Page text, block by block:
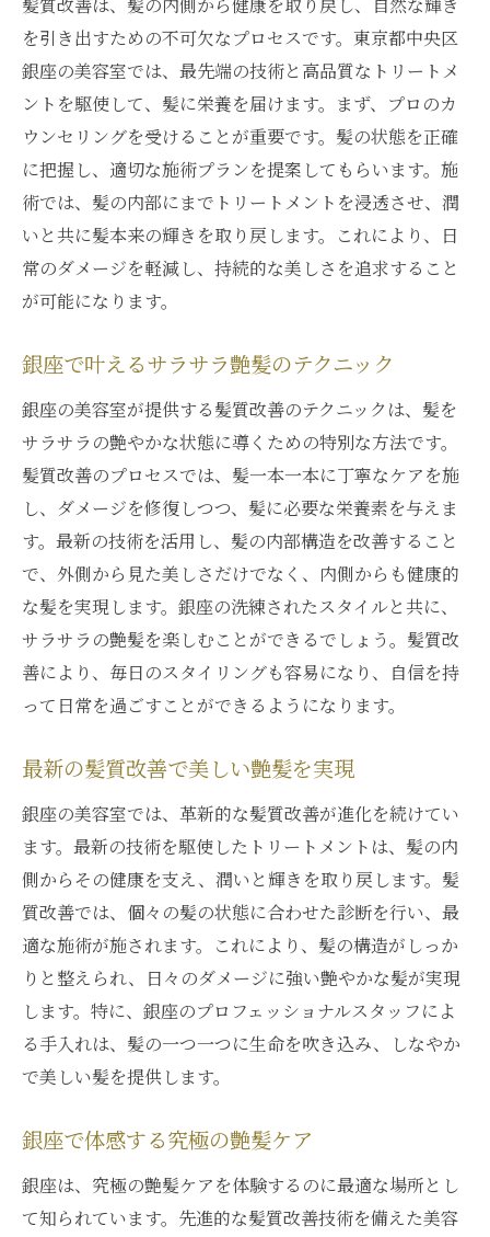
最新テクノロジーで実現する髪質改善
銀座の美容師が提案する髪質改善法
銀座で体験する究極の髪質改善プロセス
銀座の髪質改善プロセスの全貌
究極の髪質改善を目指すステップ
銀座での髪質改善体験を徹底分析
髪質改善プロセスで叶える健康美
銀座での髪質改善体験が変える日常
髪質改善で得られる内側からの美しさ
髪質改善で引き出す内面的な輝き
内側からの美を叶える髪質改善の力
銀座でのケアで得る内側からの美しさ
髪質改善がもたらす心身の変化
健康美を追求する髪質改善の効果
銀座の髪質改善で内面も美しく
銀座の美容サロンが提供する髪質改善体験とは
銀座のサロンでの髪質改善体験を紹介
サロンで受ける特別な髪質改善体験
髪質改善体験を提供する銀座の魅力
銀座のサロンで変わる髪質改善の印象
美容サロンで実感する髪質改善の技術
艶髪を手に入れるための銀座ならではのアプロ
ーチ
銀座でしかできない艶髪へのアプローチ
銀座の特化した髪質改善アプローチ
艶髪を叶えるための銀座の秘策
銀座での髪質改善が持つ魅力
髪質改善で銀座の艶髪を手に入れる
髪質改善で健康的な美しさを追求する理由
髪質改善で健康美を追求するメリット
を引き出すための不可欠なプロセスです。東京都中央区
銀座の美容室では、最先端の技術と高品質なトリートメ
ントを駆使して、髪に栄養を届けます。まず、プロのカ
ウンセリングを受けることが重要です。髪の状態を正確
に把握し、適切な施術プランを提案してもらいます。施
術では、髪の内部にまでトリートメントを浸透させ、潤
いと共に髪本来の輝きを取り戻します。これにより、日
常のダメージを軽減し、持続的な美しさを追求すること
が可能になります。
銀座で叶えるサラサラ艶髪のテクニック
銀座の美容室が提供する髪質改善のテクニックは、髪を
サラサラの艶やかな状態に導くための特別な方法です。
髪質改善のプロセスでは、髪一本一本に丁寧なケアを施
し、ダメージを修復しつつ、髪に必要な栄養素を与えま
す。最新の技術を活用し、髪の内部構造を改善すること
で、外側から見た美しさだけでなく、内側からも健康的
な髪を実現します。銀座の洗練されたスタイルと共に、
サラサラの艶髪を楽しむことができるでしょう。髪質改
善により、毎日のスタイリングも容易になり、自信を持
って日常を過ごすことができるようになります。
最新の髪質改善で美しい艶髪を実現
銀座の美容室では、革新的な髪質改善が進化を続けてい
ます。最新の技術を駆使したトリートメントは、髪の内
側からその健康を支え、潤いと輝きを取り戻します。髪
質改善では、個々の髪の状態に合わせた診断を行い、最
適な施術が施されます。これにより、髪の構造がしっか
りと整えられ、日々のダメージに強い艶やかな髪が実現
します。特に、銀座のプロフェッショナルスタッフによ
る手入れは、髪の一つ一つに生命を吹き込み、しなやか
で美しい髪を提供します。
銀座で体感する究極の艶髪ケア
銀座は、究極の艶髪ケアを体験するのに最適な場所とし
て知られています。先進的な髪質改善技術を備えた美容